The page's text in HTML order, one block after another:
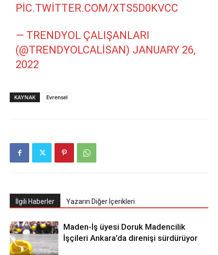
PIC.TWITTER.COM/XTS5D0KVCC
— TRENDYOL ÇALIŞANLARI
(@TRENDYOLCALISAN) JANUARY 26,
2022
KAYNAK Evrensel
İlgili Haberler Yazarın Diğer İçerikleri
Maden-İş üyesi Doruk Madencilik
İşçileri Ankara’da direnişi sürdürüyor